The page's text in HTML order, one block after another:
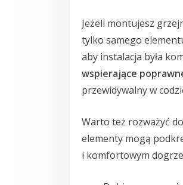
Jeżeli montujesz
tylko samego
aby instalacja była
wspierające
przewidywalny w
Warto też rozważyć
elementy mogą
i komfortowym